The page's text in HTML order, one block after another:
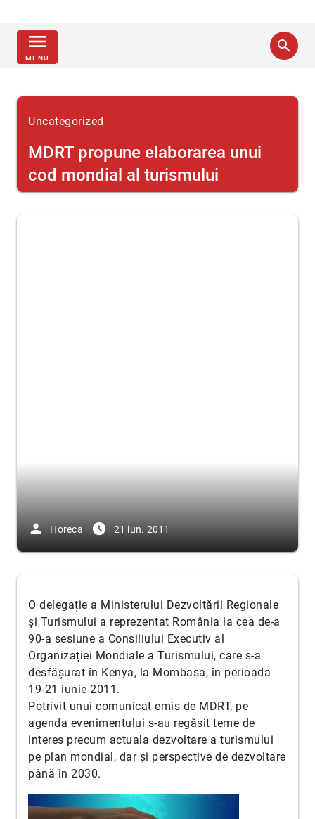
menu
MENU
search
Uncategorized
MDRT propune elaborarea unui
cod mondial al turismului
person Horeca access_time_filled 21 iun. 2011
O delegație a Ministerului Dezvoltării Regionale
și Turismului a reprezentat România la cea de-a
90-a sesiune a Consiliului Executiv al
Organizației Mondiale a Turismului, care s-a
desfășurat în Kenya, la Mombasa, în perioada
19-21 iunie 2011.
Potrivit unui comunicat emis de MDRT, pe
agenda evenimentului s-au regăsit teme de
interes precum actuala dezvoltare a turismului
pe plan mondial, dar și perspective de dezvoltare
până în 2030.